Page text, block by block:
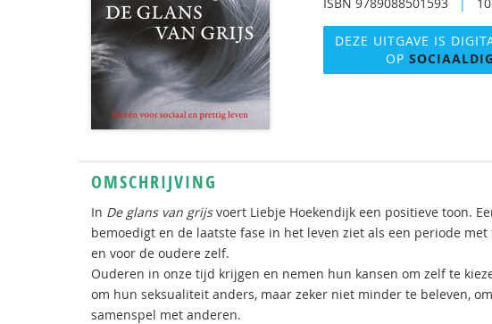
DEZE UITGAVE IS
OP
OMSCHRIJVING
In De glans van grijsvoert Liebje Hoekendijk een positieve toon.
bemoedigt en de laatste fase in het leven ziet als een periode
en voor de oudere zelf.
Ouderen in onze tijd krijgen en nemen hun kansen om zelf te
om hun seksualiteit anders, maar zeker niet minder te beleven,
samenspel met anderen.